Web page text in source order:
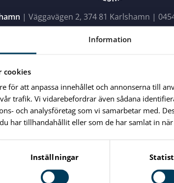
Information
cookies
för att anpassa innehållet och annonserna till
trafik. Vi vidarebefordrar även sådana
och analysföretag som vi samarbetar med.
har tillhandahållit eller som de har samlat in
Inställningar
| Väggavägen 2, 374 81 Karlshamn |